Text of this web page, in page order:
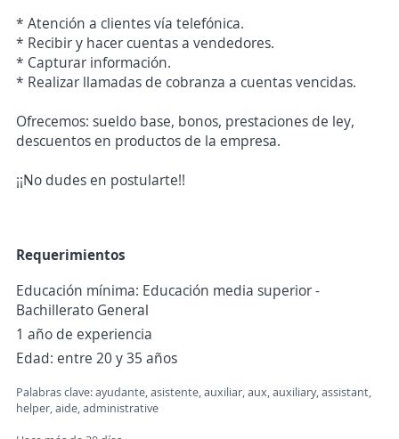
* Atención a clientes vía telefónica.
* Recibir y hacer cuentas a vendedores.
* Capturar información.
* Realizar llamadas de cobranza a cuentas vencidas.
Ofrecemos: sueldo base, bonos, prestaciones de ley,
descuentos en productos de la empresa.
¡¡No dudes en postularte!!
Requerimientos
Educación mínima: Educación media superior -
Bachillerato General
1 año de experiencia
Edad: entre 20 y 35 años
Palabras clave: ayudante, asistente, auxiliar, aux, auxiliary, assistant,
helper, aide, administrative